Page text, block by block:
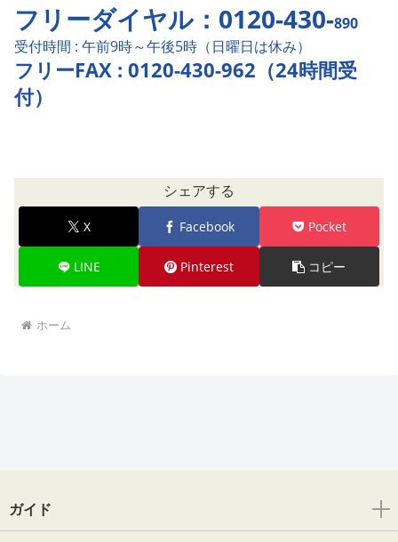
フリーダイヤル：0120-430-890
受付時間 : 午前9時～午後5時（日曜日は休み）
フリーFAX : 0120-430-962（24時間受
付）
シェアする
X Facebook Pocket
LINE Pinterest コピー
ホーム
ガイド